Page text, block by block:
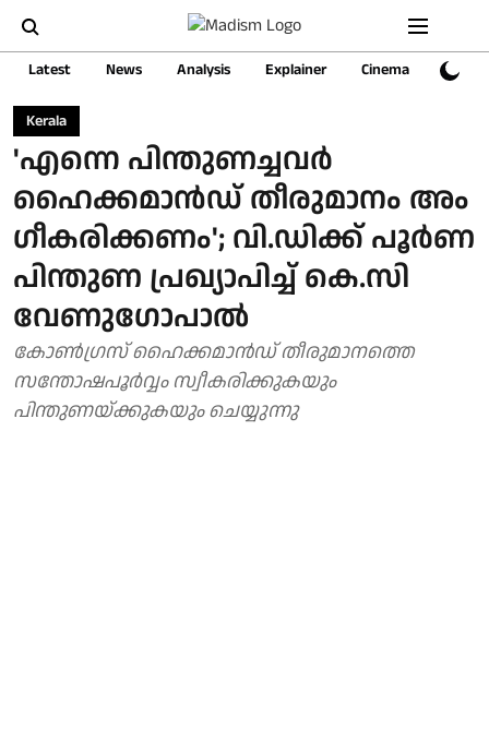
Latest News Analysis Explainer Cinema Sports
Kerala
'എന്നെ പിന്തുണച്ചവർ
ഹൈക്കമാൻഡ് തീരുമാനം അം​
ഗീകരിക്കണം'; വി.ഡിക്ക് പൂർണ
പിന്തുണ പ്രഖ്യാപിച്ച് കെ.സി
വേണു​ഗോപാൽ
കോൺഗ്രസ് ഹൈക്കമാൻഡ് തീരുമാനത്തെ
സന്തോഷപൂർവ്വം സ്വീകരിക്കുകയും
പിന്തുണയ്ക്കുകയും ചെയ്യുന്നു